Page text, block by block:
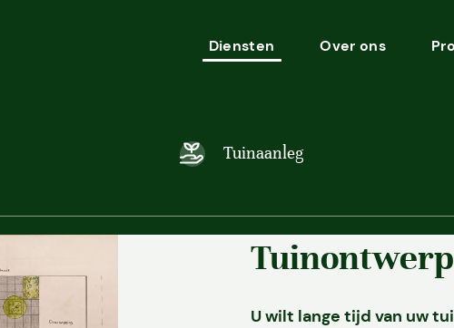
Diensten Over ons
Tuinaanleg
Tuinontwerp
U wilt lange tijd van uw